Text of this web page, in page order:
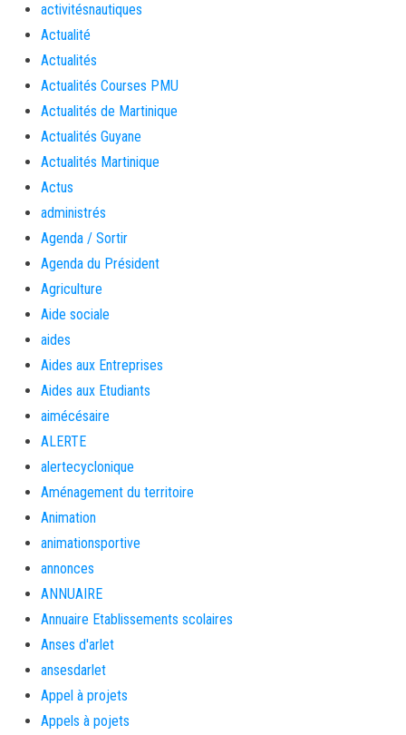
activitésnautiques
Actualité
Actualités
Actualités Courses PMU
Actualités de Martinique
Actualités Guyane
Actualités Martinique
Actus
administrés
Agenda / Sortir
Agenda du Président
Agriculture
Aide sociale
aides
Aides aux Entreprises
Aides aux Etudiants
aimécésaire
ALERTE
alertecyclonique
Aménagement du territoire
Animation
animationsportive
annonces
ANNUAIRE
Annuaire Etablissements scolaires
Anses d'arlet
ansesdarlet
Appel à projets
Appels à pojets